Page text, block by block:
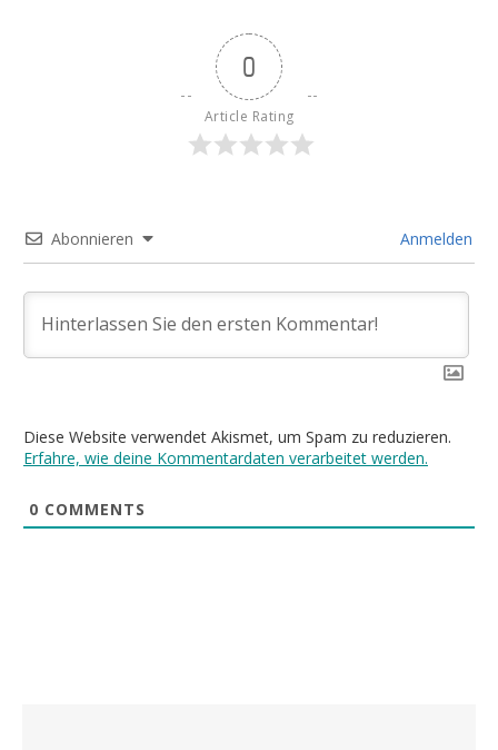
0
Article Rating
Abonnieren Anmelden
Diese Website verwendet Akismet, um Spam zu reduzieren.
Erfahre, wie deine Kommentardaten verarbeitet werden.
0 COMMENTS